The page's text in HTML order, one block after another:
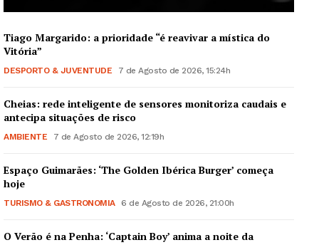
Tiago Margarido: a prioridade “é reavivar a mística do
Vitória”
DESPORTO & JUVENTUDE 7 de Agosto de 2026, 15:24h
Cheias: rede inteligente de sensores monitoriza caudais e
antecipa situações de risco
AMBIENTE 7 de Agosto de 2026, 12:19h
Espaço Guimarães: ‘The Golden Ibérica Burger’ começa
hoje
TURISMO & GASTRONOMIA 6 de Agosto de 2026, 21:00h
O Verão é na Penha: ‘Captain Boy’ anima a noite da